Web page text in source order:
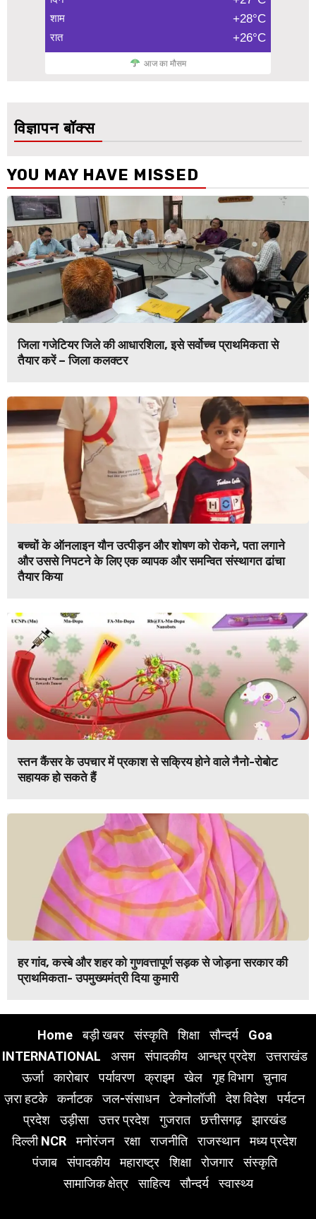
शाम +28°C
रात +26°C
आज का मौसम
विज्ञापन बॉक्स
YOU MAY HAVE MISSED
जिला गजेटियर जिले की आधारशिला, इसे सर्वोच्च प्राथमिकता से
तैयार करें – जिला कलक्टर
बच्चों के ऑनलाइन यौन उत्पीड़न और शोषण को रोकने, पता लगाने
और उससे निपटने के लिए एक व्यापक और समन्वित संस्थागत ढांचा
तैयार किया
स्तन कैंसर के उपचार में प्रकाश से सक्रिय होने वाले नैनो-रोबोट
सहायक हो सकते हैं
हर गांव, कस्बे और शहर को गुणवत्तापूर्ण सड़क से जोड़ना सरकार की
प्राथमिकता- उपमुख्यमंत्री दिया कुमारी
Home बड़ी खबर संस्कृति शिक्षा सौन्दर्य
Goa
INTERNATIONAL
असम संपादकीय आन्ध्र प्रदेश
उत्तराखंड
ऊर्जा
कारोबार पर्यावरण क्राइम खेल गृह विभाग
चुनाव
ज़रा हटके
कर्नाटक जल-संसाधन टेक्नोलॉजी देश विदेश
पर्यटन
प्रदेश
उड़ीसा उत्तर प्रदेश गुजरात छत्तीसगढ़
झारखंड
दिल्ली NCR
मनोरंजन रक्षा राजनीति राजस्थान
मध्य प्रदेश
पंजाब
संपादकीय महाराष्ट्र शिक्षा रोजगार
संस्कृति
सामाजिक क्षेत्र
साहित्य सौन्दर्य स्वास्थ्य